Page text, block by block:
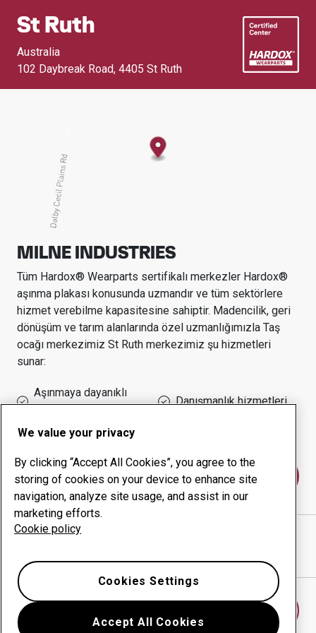
St Ruth
Australia
102 Daybreak Road, 4405 St Ruth
MILNE INDUSTRIES
Tüm Hardox® Wearparts sertifikalı merkezler Hardox®
aşınma plakası konusunda uzmandır ve tüm sektörlere
hizmet verebilme kapasitesine sahiptir. Madencilik, geri
dönüşüm ve tarım alanlarında özel uzmanlığımızla Taş
ocağı merkezimiz St Ruth merkezimiz şu hizmetleri
sunar:
Aşınmaya dayanıklı
ürünler
Danışmanlık hizmetleri
Çalışma süresi yönetimi
Bize ulaşın
MILNE INDUSTRIES
We value your privacy
By clicking “Accept All Cookies”, you agree to the
storing of cookies on your device to enhance site
navigation, analyze site usage, and assist in our
marketing efforts.
Cookie policy
Accept All Cookies
Cookies Settings